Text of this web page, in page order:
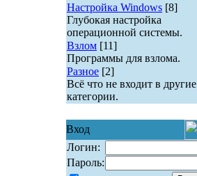
Настройка Windows [8]
Глубокая настройка
операционной системы.
Взлом [11]
Программы для взлома.
Разное [2]
Всё что не входит в другие
категории.
Вход
Логин:
Пароль: